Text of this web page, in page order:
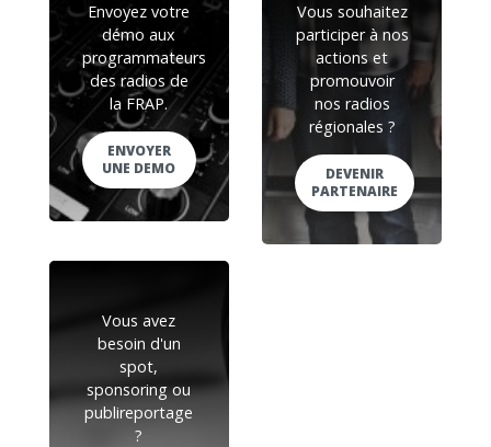
Envoyez votre
démo aux
programmateurs
des radios de
la FRAP.
ENVOYER
UNE DEMO
Vous souhaitez
participer à nos
actions et
promouvoir
nos radios
régionales ?
DEVENIR
PARTENAIRE
Vous avez
besoin d'un
spot,
sponsoring ou
publireportage
?